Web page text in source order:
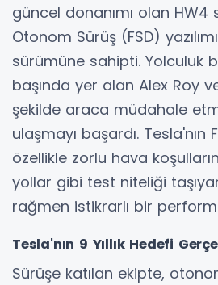
güncel donanımı olan
Otonom Sürüş (FSD)
sürümüne sahipti. Yolculuk
başında yer alan Alex Roy
şekilde araca müdahale
ulaşmayı başardı. Tesla'nın
özellikle zorlu hava
yollar gibi test niteliği
rağmen istikrarlı bir
Tesla'nın 9 Yıllık Hedefi
Sürüşe katılan ekipte,